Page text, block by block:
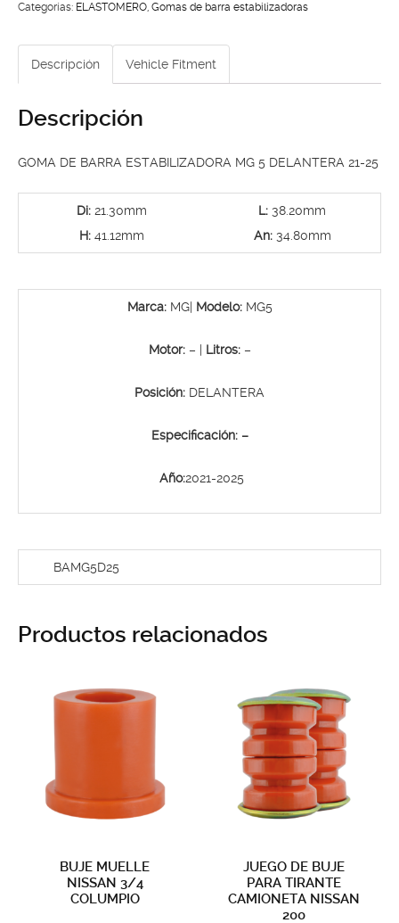
Categorías: ELASTOMERO, Gomas de barra estabilizadoras
Descripción Vehicle Fitment
Descripción
GOMA DE BARRA ESTABILIZADORA MG 5 DELANTERA 21-25
Di:21.30mm
H:41.12mm
L: 38.20mm
An:34.80mm
Marca:MG| Modelo: MG5
Motor:– | Litros:–
Posición: DELANTERA
Especificación: –
Año:2021-2025
BAMG5D25
Productos relacionados
BUJE MUELLE
NISSAN 3/4
COLUMPIO
JUEGO DE BUJE
PARA TIRANTE
CAMIONETA NISSAN
200